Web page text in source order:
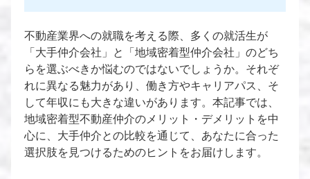
不動産業界への就職を考える際、多くの就活生が
「大手仲介会社」と「地域密着型仲介会社」のどち
らを選ぶべきか悩むのではないでしょうか。それぞ
れに異なる魅力があり、働き方やキャリアパス、そ
して年収にも大きな違いがあります。本記事では、
地域密着型不動産仲介のメリット・デメリットを中
心に、大手仲介との比較を通じて、あなたに合った
選択肢を見つけるためのヒントをお届けします。